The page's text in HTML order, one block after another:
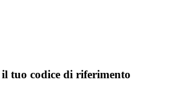
il tuo codice di riferimento